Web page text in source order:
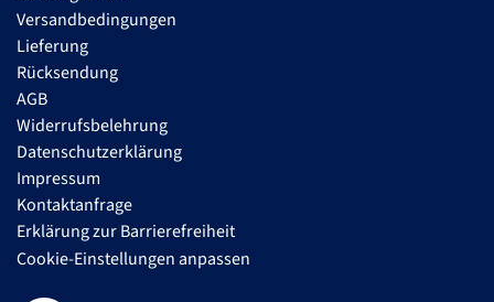
Versandbedingungen
Lieferung
Rücksendung
AGB
Widerrufsbelehrung
Datenschutzerklärung
Impressum
Kontaktanfrage
Erklärung zur Barrierefreiheit
Cookie-Einstellungen anpassen